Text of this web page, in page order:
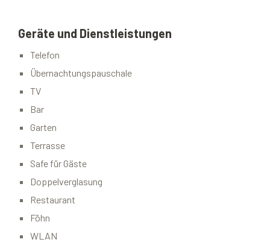
Geräte und Dienstleistungen
Telefon
Übernachtungspauschale
TV
Bar
Garten
Terrasse
Safe für Gäste
Doppelverglasung
Restaurant
Föhn
WLAN